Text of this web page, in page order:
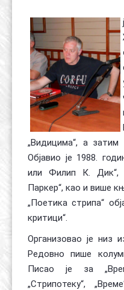
„Видицима“, а затим
Објавио је 1988.
или Филип К. Дик“,
Паркер“, као и више
„Поетика стрипа“
критици“.
Организовао је низ
Редовно пише
Писао је за
„Стрипотеку“,